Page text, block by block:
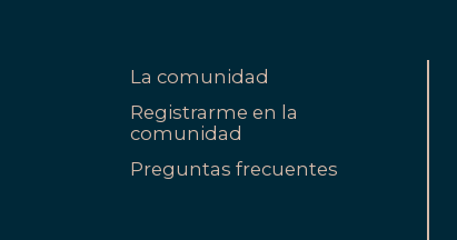
La comunidad
Registrarme en la
comunidad
Preguntas frecuentes